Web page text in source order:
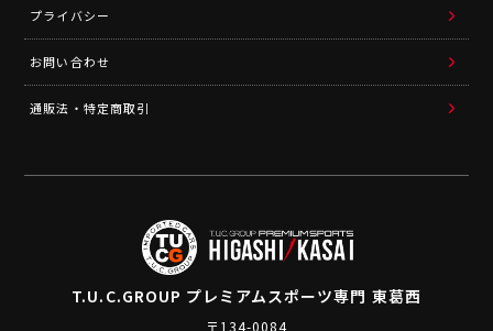
プライバシー
お問い合わせ
通販法・特定商取引
T.U.C.GROUP プレミアムスポーツ専門 東葛西
〒134-0084